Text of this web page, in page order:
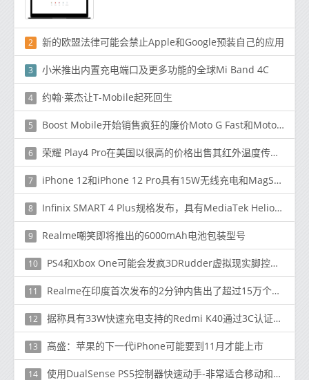
2 新的欧盟法律可能会禁止Apple和Google预装自己的应用
3 小米推出内置充电端口及更多功能的全球Mi Band 4C
4 约翰·莱杰让T-Mobile起死回生
5 Boost Mobile开始销售疯狂的廉价Moto G Fast和Moto E
6 荣耀 Play4 Pro在美国以很高的价格出售其红外温度传感器功能
7 iPhone 12和iPhone 12 Pro具有15W无线充电和MagSafe充电器
8 Infinix SMART 4 Plus规格发布，具有MediaTek Helio P22、3GB RAM等更多功能
9 Realme嘲笑即将推出的6000mAh电池包装型号
10 PS4和Xbox One可能会发疯3DRudder虚拟现实脚控制器
11 Realme在印度首次发布的2分钟内售出了超过15万个C11单元
12 据称具有33W快速充电支持的Redmi K40通过3C认证出现
13 高盛：苹果的下一代iPhone可能要到11月才能上市
14 使用DualSense PS5控制器快速动手-非常适合移动和PC